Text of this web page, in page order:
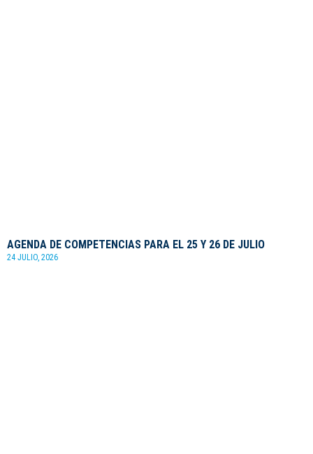
AGENDA DE COMPETENCIAS PARA EL 25 Y 26 DE JULIO
24 JULIO, 2026